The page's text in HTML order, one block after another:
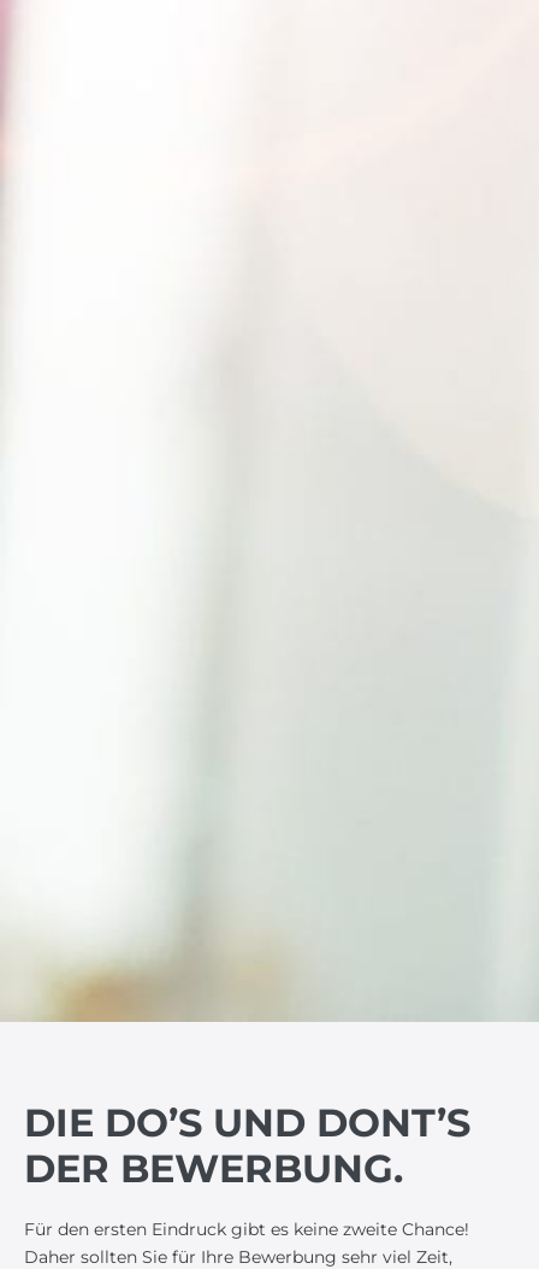
DIE DO’S UND DONT’S
DER BEWERBUNG.
Für den ersten Eindruck gibt es keine zweite Chance!
Daher sollten Sie für Ihre Bewerbung sehr viel Zeit,